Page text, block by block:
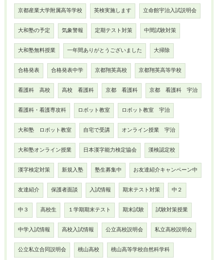
京都産業大学附属高等学校 英検実施します 立命館宇治入試説明会
大和塾の予定 気象警報 定期テスト対策 中間試験対策
大和塾無料授業 一年間ありがとうございました 大掃除
合格発表 合格発表中学 京都翔英高校 京都翔英高等学校
看護科 高校 高校 看護科 京都 看護科 京都 看護科 宇治
看護科・看護専攻科 ロボット教室 ロボット教室 宇治
大和塾 ロボット教室 自宅で受講 オンライン授業 宇治
大和塾オンライン授業 日本漢字能力検定協会 漢検認定校
漢字検定対策 新規入塾 塾生募集中 お友達紹介キャンペーン中
友達紹介 保護者面談 入試情報 期末テスト対策 中２
中３ 高校生 １学期期末テスト 期末試験 試験対策授業
中学入試情報 高校入試情報 公立高校説明会 私立高校説明会
公立私立合同説明会 桃山高校 桃山高等学校自然科学科